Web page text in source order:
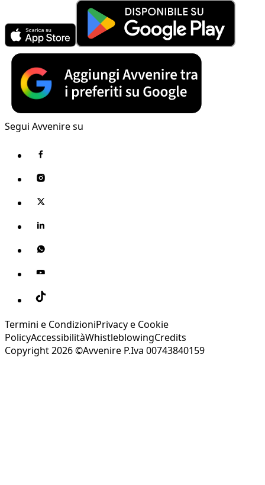
Segui Avvenire su
Termini e CondizioniPrivacy e Cookie
PolicyAccessibilitàWhistleblowingCredits
Copyright 2026 ©Avvenire P.Iva 00743840159